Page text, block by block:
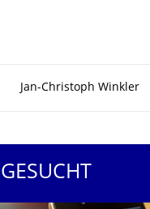
Jan-Christoph Winkler